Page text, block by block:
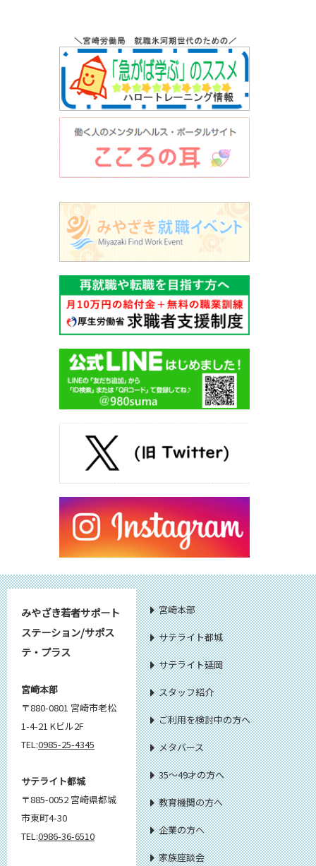
みやざき若者サポート
ステーション/サポス
テ・プラス
宮崎本部
〒880-0801 宮崎市老松
1-4-21 Kビル2F
TEL:0985-25-4345
サテライト都城
〒885-0052 宮崎県都城
市東町4-30
TEL:0986-36-6510
宮崎本部
サテライト都城
サテライト延岡
スタッフ紹介
ご利用を検討中の方へ
メタバース
35～49才の方へ
教育機関の方へ
企業の方へ
家族座談会